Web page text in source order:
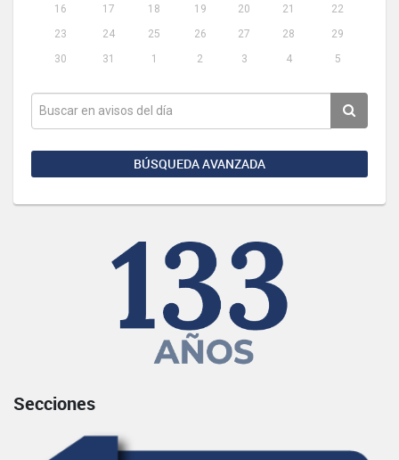
16
17 18 19 20 21
22
23
24 25 26 27 28
29
30
31 1 2 3 4 5
BÚSQUEDA AVANZADA
Secciones